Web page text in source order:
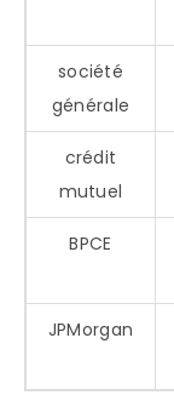
société
générale
crédit
mutuel
BPCE
JPMorgan